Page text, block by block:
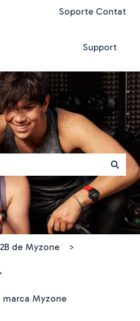
Mostrar submenú de
Soporte Contat
Support
el campo de búsqueda
de Myzone
marca Myzone